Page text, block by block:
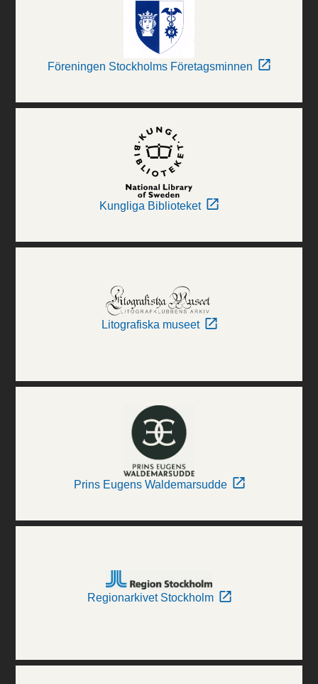
Föreningen Stockholms Företagsminnen
Kungliga Biblioteket
Litografiska museet
Prins Eugens Waldemarsudde
Regionarkivet Stockholm